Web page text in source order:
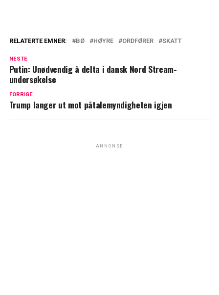
RELATERTE EMNER: BØ HØYRE ORDFØRER SKATT
NESTE
Putin: Unødvendig å delta i dansk Nord Stream-
undersøkelse
FORRIGE
Trump langer ut mot påtalemyndigheten igjen
ANNONSE